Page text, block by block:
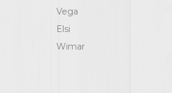
Vega
Elsi
Wimar